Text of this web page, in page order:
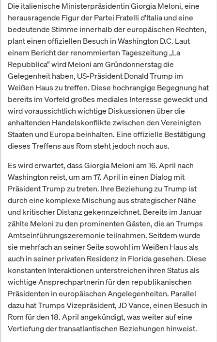
Die italienische Ministerpräsidentin Giorgia Meloni, eine
herausragende Figur der Partei Fratelli d'Italia und eine
bedeutende Stimme innerhalb der europäischen Rechten,
plant einen offiziellen Besuch in Washington D.C. Laut
einem Bericht der renommierten Tageszeitung „La
Repubblica“ wird Meloni am Gründonnerstag die
Gelegenheit haben, US-Präsident Donald Trump im
Weißen Haus zu treffen. Diese hochrangige Begegnung hat
bereits im Vorfeld großes mediales Interesse geweckt und
wird voraussichtlich wichtige Diskussionen über die
anhaltenden Handelskonflikte zwischen den Vereinigten
Staaten und Europa beinhalten. Eine offizielle Bestätigung
dieses Treffens aus Rom steht jedoch noch aus.
Es wird erwartet, dass Giorgia Meloni am 16. April nach
Washington reist, um am 17. April in einen Dialog mit
Präsident Trump zu treten. Ihre Beziehung zu Trump ist
durch eine komplexe Mischung aus strategischer Nähe
und kritischer Distanz gekennzeichnet. Bereits im Januar
zählte Meloni zu den prominenten Gästen, die an Trumps
Amtseinführungszeremonie teilnahmen. Seitdem wurde
sie mehrfach an seiner Seite sowohl im Weißen Haus als
auch in seiner privaten Residenz in Florida gesehen. Diese
konstanten Interaktionen unterstreichen ihren Status als
wichtige Ansprechpartnerin für den republikanischen
Präsidenten in europäischen Angelegenheiten. Parallel
dazu hat Trumps Vizepräsident, JD Vance, einen Besuch in
Rom für den 18. April angekündigt, was weiter auf eine
Vertiefung der transatlantischen Beziehungen hinweist.